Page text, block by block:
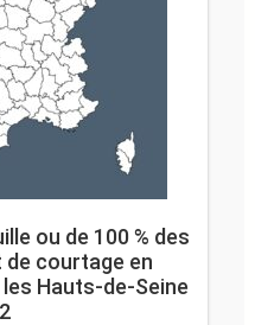
ou de 100 % des
de courtage en
Hauts-de-Seine